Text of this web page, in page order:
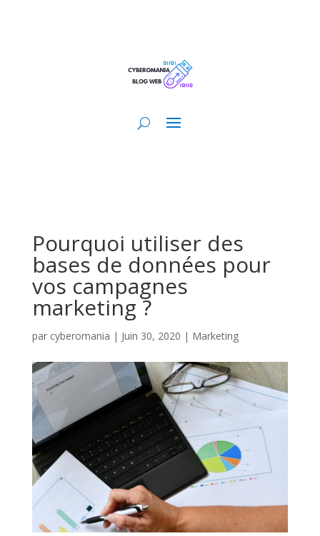
Pourquoi utiliser des
bases de données pour
vos campagnes
marketing ?
par cyberomania | Juin 30, 2020 | Marketing